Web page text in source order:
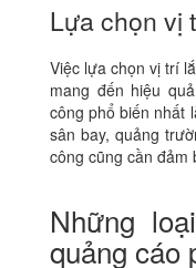
Lựa chọn vị
Việc lựa chọn vị trí
mang đến hiệu
công phổ biến nhất
sân bay, quảng
công cũng cần đảm
Những
quảng cáo